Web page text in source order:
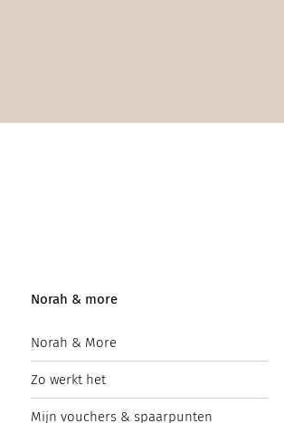
Norah & more
Norah & More
Zo werkt het
Mijn vouchers & spaarpunten